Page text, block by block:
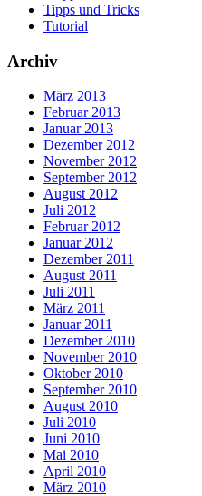
Tipps und Tricks
Tutorial
Archiv
März 2013
Februar 2013
Januar 2013
Dezember 2012
November 2012
September 2012
August 2012
Juli 2012
Februar 2012
Januar 2012
Dezember 2011
August 2011
Juli 2011
März 2011
Januar 2011
Dezember 2010
November 2010
Oktober 2010
September 2010
August 2010
Juli 2010
Juni 2010
Mai 2010
April 2010
März 2010